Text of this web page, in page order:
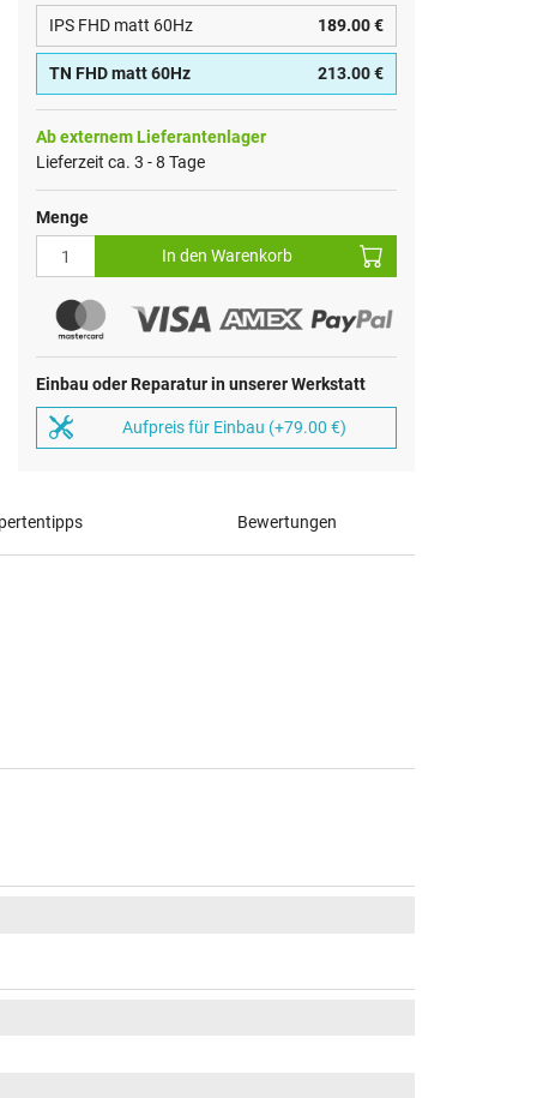
IPS FHD matt 60Hz 189.00 €
TN FHD matt 60Hz 213.00 €
Ab externem Lieferantenlager
Lieferzeit ca. 3 - 8 Tage
Menge
In den Warenkorb
Einbau oder Reparatur in unserer Werkstatt
Aufpreis für Einbau (+79.00 €)
Bewertungen